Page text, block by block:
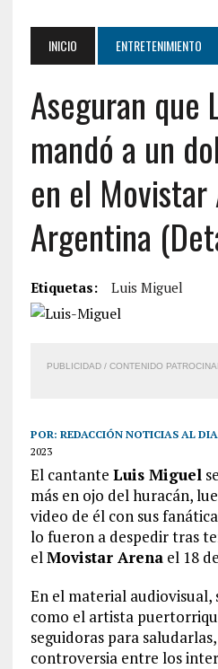
INICIO ENTRETENIMIENTO
Aseguran que
mandó a un
en el Movistar
Argentina
Etiquetas: Luis Miguel
PUBLICIDAD / CONTENIDO
POR: REDACCIÓN NOTICIAS AL
2023
El cantante Luis Miguel
más en ojo del huracán,
video de él con sus
lo fueron a despedir tras
elMovistar Arenael 18
En el material audiovisual,
como el artista
seguidoras para
controversia entre los